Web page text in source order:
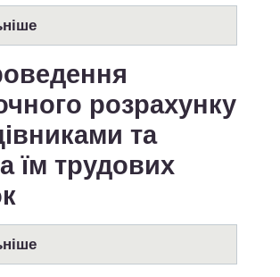
розрахунку
та
їм трудових